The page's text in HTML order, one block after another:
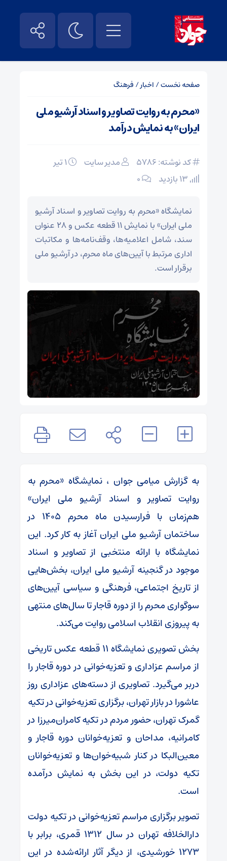
صفحه نخست/ اخبار/ فرهنگ
«محرم به روایت تصاویر و اسناد آرشیو ملی
ایران» به نمایش درآمد
کد نوشته: 5786 مدیر سایت
۰
نمایشگاه «محرم به روایت تصاویر و اسناد آرشیو
ملی ایران» با نمایش ۱۱ قطعه عکس و ۲۸ عنوان
سند، شامل اعلامیه‌ها، وقف‌نامه‌ها و مکاتبات
اداری مرتبط با آیین‌های ماه محرم، در آرشیو ملی
برقرار است.
به گزارش میامی جوان ، نمایشگاه «محرم به
روایت تصاویر و اسناد آرشیو ملی ایران»
هم‌زمان با فرارسیدن ماه محرم ۱۴۰۵ در
ساختمان آرشیو ملی ایران آغاز به کار کرد. این
نمایشگاه با ارائه منتخبی از تصاویر و اسناد
موجود در گنجینه آرشیو ملی ایران، بخش‌هایی
از تاریخ اجتماعی، فرهنگی و سیاسی آیین‌های
سوگواری محرم را از دوره قاجار تا سال‌های منتهی
به پیروزی انقلاب اسلامی روایت می‌کند.
بخش تصویری نمایشگاه ۱۱ قطعه عکس تاریخی
از مراسم عزاداری و تعزیه‌خوانی در دوره قاجار را
دربر می‌گیرد. تصاویری از دسته‌های عزاداری روز
عاشورا در بازار تهران، برگزاری تعزیه‌خوانی در تکیه
گمرک تهران، حضور مردم در تکیه کامران‌میرزا در
کامرانیه، مداحان و تعزیه‌خوانان دوره قاجار و
معین‌البکا در کنار شبیه‌خوان‌ها و تعزیه‌خوانان
تکیه دولت، در این بخش به نمایش درآمده
است.
تصویر برگزاری مراسم تعزیه‌خوانی در تکیه دولت
دارالخلافه تهران در سال ۱۳۱۲ قمری، برابر با
۱۲۷۳ خورشیدی، از دیگر آثار ارائه‌شده در این